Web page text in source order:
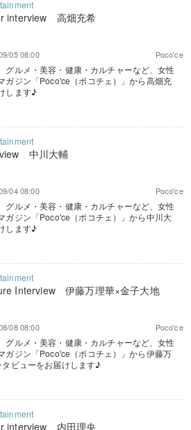
interview 高畑充希
Poco'ce
05 08:00
グルメ・美容・健康・カルチャーなど、女性
ガジン「Poco'ce（ポコチェ）」から高畑充
します♪
中川大輔
Poco'ce
04 08:00
グルメ・美容・健康・カルチャーなど、女性
ガジン「Poco'ce（ポコチェ）」から中川大
します♪
Interview 伊藤万理華×金子大地
Poco'ce
08 08:00
グルメ・美容・健康・カルチャーなど、女性
ガジン「Poco'ce（ポコチェ）」から伊藤万
ビューをお届けします♪
interview 内田理央